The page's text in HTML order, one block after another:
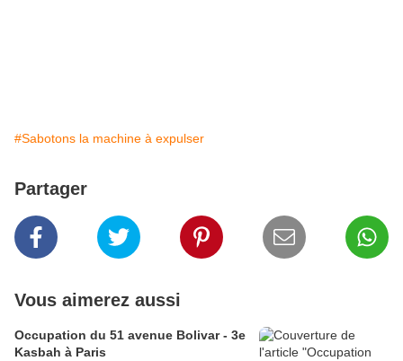
#Sabotons la machine à expulser
Partager
Vous aimerez aussi
Occupation du 51 avenue Bolivar - 3e
Kasbah à Paris